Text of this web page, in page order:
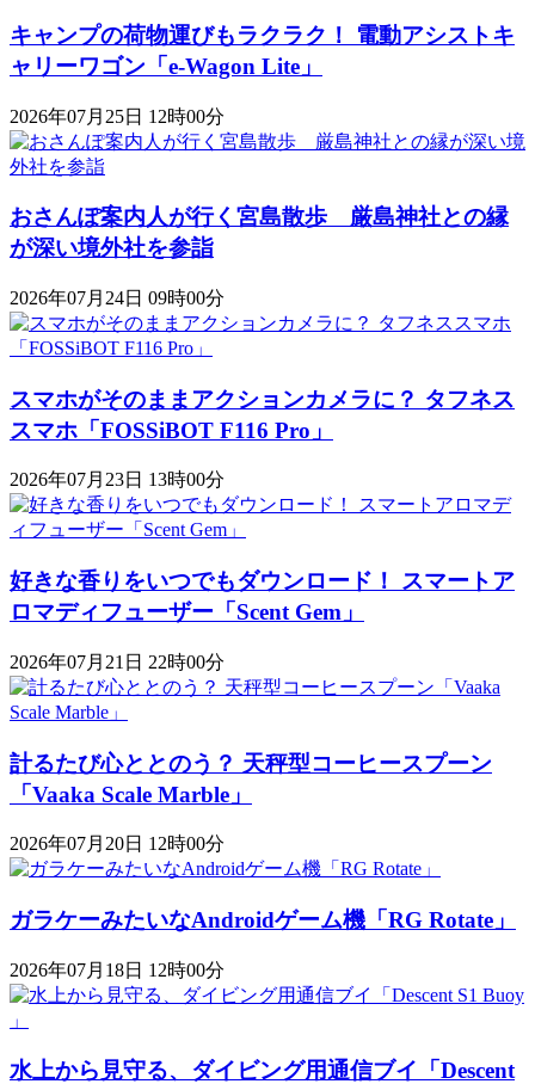
キャンプの荷物運びもラクラク！ 電動アシストキ
ャリーワゴン「​​e-Wagon Lite」
2026年07月25日 12時00分
おさんぽ案内人が行く宮島散歩 厳島神社との縁
が深い境外社を参詣
2026年07月24日 09時00分
スマホがそのままアクションカメラに？ タフネス
スマホ「FOSSiBOT F116 Pro」
2026年07月23日 13時00分
好きな香りをいつでもダウンロード！ スマートア
ロマディフューザー「Scent Gem」
2026年07月21日 22時00分
計るたび心ととのう？ 天秤型コーヒースプーン
「Vaaka Scale Marble」
2026年07月20日 12時00分
ガラケーみたいなAndroidゲーム機「RG Rotate」
2026年07月18日 12時00分
水上から見守る、ダイビング用通信ブイ「Descent